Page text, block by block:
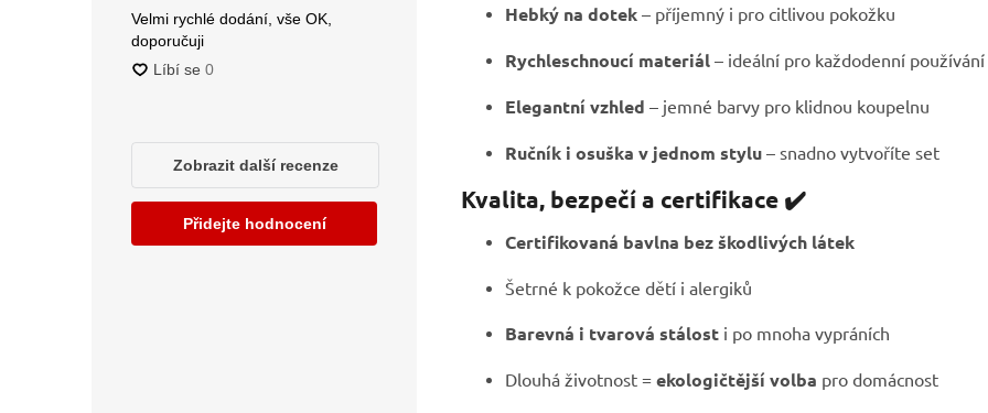
Hebký na dotek – příjemný i pro citlivou pokožku
Rychleschnoucí materiál – ideální pro každodenní používání
Elegantní vzhled – jemné barvy pro klidnou koupelnu
Ručník i osuška v jednom stylu – snadno vytvoříte set
Kvalita, bezpečí a certifikace ✔️
Certifikovaná bavlna bez škodlivých látek
Šetrné k pokožce dětí i alergiků
Barevná i tvarová stálost i po mnoha vypráních
Dlouhá životnost = ekologičtější volba pro domácnost